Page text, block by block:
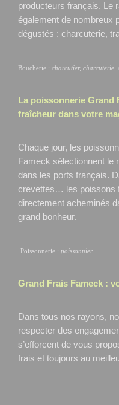
producteurs français. Le
également de nombreux
dégustés : charcuterie,
Boucherie : charcutier, charcuterie,
La poissonnerie Grand
fraîcheur dans votre
Chaque jour, les
Fameck sélectionnent le
dans les ports français.
crevettes… les poissons
directement acheminés
grand bonheur.
Poissonnerie : poissonnier
Grand Frais Fameck :
Dans tous nos rayons,
respecter des
s’efforcent de vous
frais et toujours au